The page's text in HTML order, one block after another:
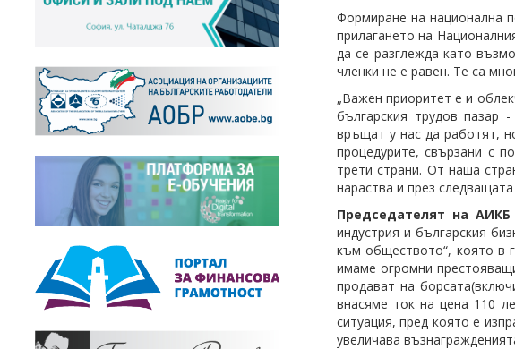
Формиране на национална
прилагането на
да се разглежда като
членки не е равен. Те са
„Важен приоритет е и
българския трудов пазар
връщат у нас да работят,
процедурите, свързани с
трети страни. От наша
нараства и през следващата
Председателят на АИКБ
индустрия и българския
към обществото“, която в
имаме огромни
продават на
внасяме ток на цена 110
ситуация, пред която е
увеличава